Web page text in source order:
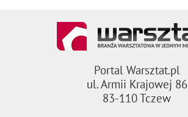
Portal Warsztat.pl
ul. Armii Krajowej 86
83-110 Tczew